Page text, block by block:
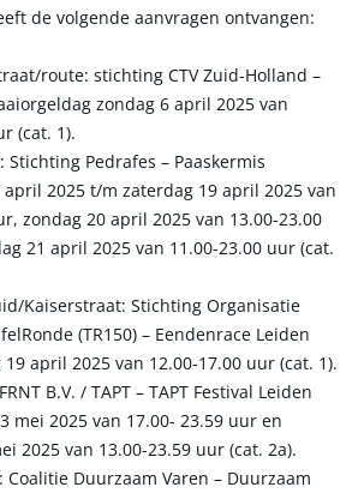
de volgende aanvragen ontvangen:
route: stichting CTV Zuid-Holland –
zondag 6 april 2025 van
(cat. 1).
Stichting Pedrafes – Paaskermis
2025 t/m zaterdag 19 april 2025 van
zondag 20 april 2025 van 13.00-23.00
21 april 2025 van 11.00-23.00 uur (cat.
Kaiserstraat: Stichting Organisatie
(TR150) – Eendenrace Leiden
april 2025 van 12.00-17.00 uur (cat. 1).
B.V. / TAPT – TAPT Festival Leiden
mei 2025 van 17.00- 23.59 uur en
2025 van 13.00-23.59 uur (cat. 2a).
Coalitie Duurzaam Varen – Duurzaam